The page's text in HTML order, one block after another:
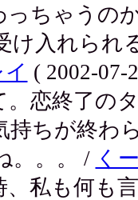
っちゃうの
け入れられ
イ ( 2002-07-
。恋終了の
持ちが終わ
。。。 / く
、私も何も